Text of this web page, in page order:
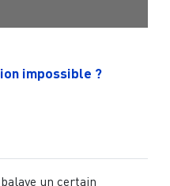
impossible ?
un certain